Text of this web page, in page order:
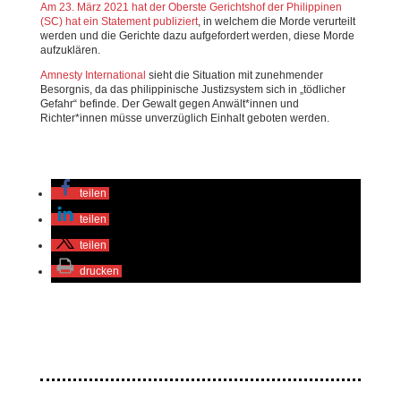
Am 23. März 2021 hat der Oberste Gerichtshof der Philippinen
(SC) hat ein Statement publiziert, in welchem die Morde verurteilt
werden und die Gerichte dazu aufgefordert werden, diese Morde
aufzuklären.
Amnesty International sieht die Situation mit zunehmender
Besorgnis, da das philippinische Justizsystem sich in „tödlicher
Gefahr“ befinde. Der Gewalt gegen Anwält*innen und
Richter*innen müsse unverzüglich Einhalt geboten werden.
teilen
teilen
teilen
drucken